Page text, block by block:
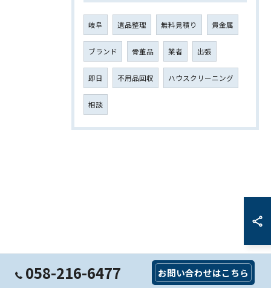
岐阜 遺品整理 無料見積り 貴金属
ブランド 骨董品 業者 出張
即日 不用品回収 ハウスクリーニング
相談
058-216-6477 お問い合わせはこちら